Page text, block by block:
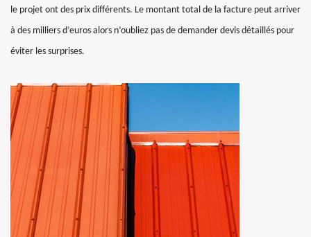
le projet ont des prix différents. Le montant total de la facture peut arriver
à des milliers d’euros alors n’oubliez pas de demander devis détaillés pour
éviter les surprises.